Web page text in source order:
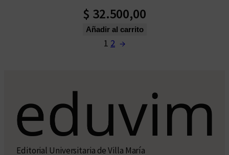
$ 32.500,00
Añadir al carrito
1 2 →
Editorial Universitaria de Villa María